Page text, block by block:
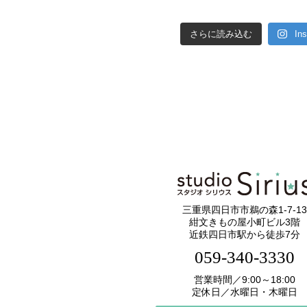
さらに読み込む
三重県四日市市鵜の森1-7-13
紺文きもの屋小町ビル3階
近鉄四日市駅から徒歩7分
059-340-3330
営業時間／9:00～18:00
定休日／水曜日・木曜日